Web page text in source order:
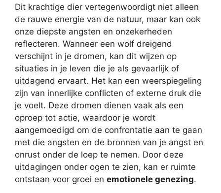
Dit krachtige dier vertegenwoordigt niet alleen
de rauwe energie van de natuur, maar kan ook
onze diepste angsten en onzekerheden
reflecteren. Wanneer een wolf dreigend
verschijnt in je dromen, kan dit wijzen op
situaties in je leven die je als gevaarlijk of
uitdagend ervaart. Het kan een weerspiegeling
zijn van innerlijke conflicten of externe druk die
je voelt. Deze dromen dienen vaak als een
oproep tot actie, waardoor je wordt
aangemoedigd om de confrontatie aan te gaan
met die angsten en de bronnen van je angst en
onrust onder de loep te nemen. Door deze
uitdagingen onder ogen te zien, kan er ruimte
ontstaan voor groei en emotionele genezing.